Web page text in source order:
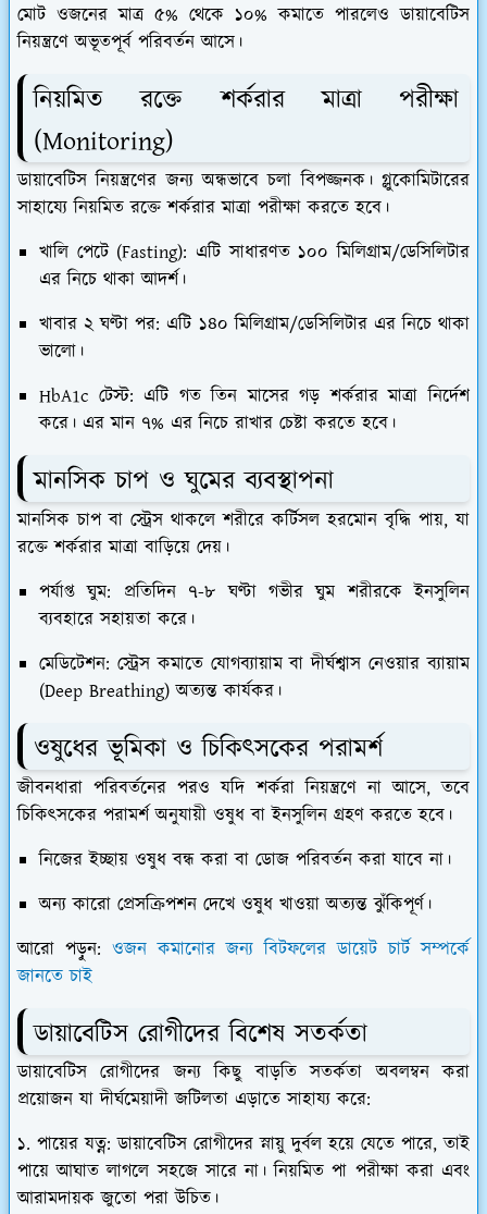
মোট ওজনের মাত্র ৫% থেকে ১০% কমাতে পারলেও ডায়াবেটিস
নিয়ন্ত্রণে অভূতপূর্ব পরিবর্তন আসে।
​নিয়মিত রক্তে শর্করার মাত্রা পরীক্ষা
(Monitoring)
​ডায়াবেটিস নিয়ন্ত্রণের জন্য অন্ধভাবে চলা বিপজ্জনক। গ্লুকোমিটারের
সাহায্যে নিয়মিত রক্তে শর্করার মাত্রা পরীক্ষা করতে হবে।
খালি পেটে (Fasting): এটি সাধারণত ১০০ মিলিগ্রাম/ডেসিলিটার
এর নিচে থাকা আদর্শ।
খাবার ২ ঘণ্টা পর: এটি ১৪০ মিলিগ্রাম/ডেসিলিটার এর নিচে থাকা
ভালো।
HbA1c টেস্ট: এটি গত তিন মাসের গড় শর্করার মাত্রা নির্দেশ
করে। এর মান ৭% এর নিচে রাখার চেষ্টা করতে হবে।
মানসিক চাপ ও ঘুমের ব্যবস্থাপনা
​মানসিক চাপ বা স্ট্রেস থাকলে শরীরেকর্টিসল হরমোন বৃদ্ধি পায়, যা
রক্তে শর্করার মাত্রা বাড়িয়ে দেয়।
পর্যাপ্ত ঘুম: প্রতিদিন ৭-৮ ঘণ্টা গভীর ঘুম শরীরকে ইনসুলিন
ব্যবহারে সহায়তা করে।
মেডিটেশন: স্ট্রেস কমাতে যোগব্যায়াম বা দীর্ঘশ্বাস নেওয়ার ব্যায়াম
(Deep Breathing) অত্যন্ত কার্যকর।
ওষুধের ভূমিকা ও চিকিৎসকের পরামর্শ
​জীবনধারা পরিবর্তনের পরও যদি শর্করা নিয়ন্ত্রণে না আসে, তবে
চিকিৎসকের পরামর্শ অনুযায়ী ওষুধ বা ইনসুলিন গ্রহণ করতে হবে।
​নিজের ইচ্ছায় ওষুধ বন্ধ করা বা ডোজ পরিবর্তন করা যাবে না।
​অন্য কারো প্রেসক্রিপশন দেখে ওষুধ খাওয়া অত্যন্ত ঝুঁকিপূর্ণ।
আরো পড়ুন: ওজন কমানোর জন্য বিটফলের ডায়েট চার্ট সম্পর্কে
জানতে চাই
ডায়াবেটিস রোগীদের বিশেষ সতর্কতা
​ডায়াবেটিস রোগীদের জন্য কিছু বাড়তি সতর্কতা অবলম্বন করা
প্রয়োজন যা দীর্ঘমেয়াদী জটিলতা এড়াতে সাহায্য করে:
১. পায়ের যত্ন: ডায়াবেটিস রোগীদের স্নায়ু দুর্বল হয়ে যেতে পারে, তাই
পায়ে আঘাত লাগলে সহজে সারে না। নিয়মিত পা পরীক্ষা করা এবং
আরামদায়ক জুতো পরা উচিত।